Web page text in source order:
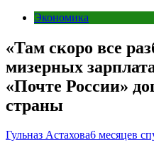
Экономика
«Там скоро все
мизерных
«Почте России»
страны
Гульназ Астахова6 месяцев